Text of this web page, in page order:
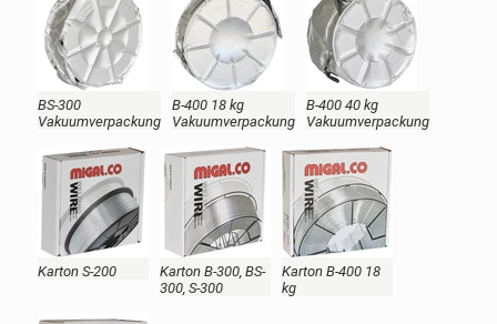
BS-300
Vakuumverpackung
B-400 18 kg
Vakuumverpackung
B-400 40 kg
Vakuumverpackung
Karton S-200
Karton B-300, BS-
300, S-300
Karton B-400 18
kg